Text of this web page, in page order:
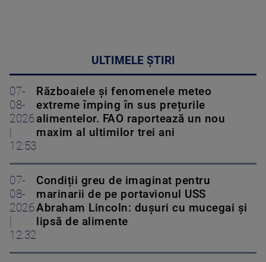
ULTIMELE ȘTIRI
07-
08-
2026
12:53
Războaiele și fenomenele meteo
extreme împing în sus prețurile
alimentelor. FAO raportează un nou
maxim al ultimilor trei ani
07-
08-
2026
12:32
Condiții greu de imaginat pentru
marinarii de pe portavionul USS
Abraham Lincoln: dușuri cu mucegai și
lipsă de alimente